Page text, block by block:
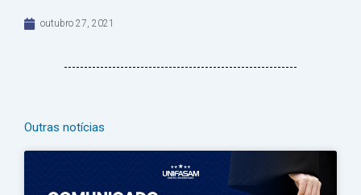
outubro 27, 2021
Outras notícias
PáginaPágina
PáginaPáginaPágina